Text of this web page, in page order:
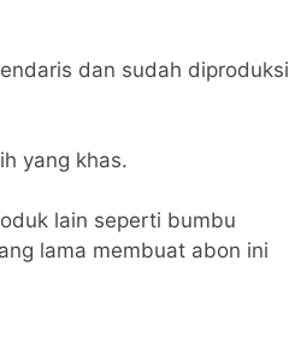
dan sudah diproduksi
yang khas.
lain seperti bumbu
lama membuat abon ini